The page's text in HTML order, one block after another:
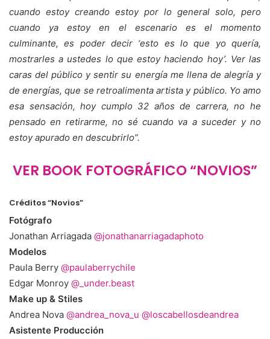
cuando estoy creando estoy por lo general solo, pero
cuando ya estoy en el escenario es el momento
culminante, es poder decir ‘esto es lo que yo quería,
mostrarles a ustedes lo que estoy haciendo hoy’. Ver las
caras del público y sentir su energía me llena de alegría y
de energías, que se retroalimenta artista y público. Yo amo
esa sensación, hoy cumplo 32 años de carrera, no he
pensado en retirarme, no sé cuando va a suceder y no
estoy apurado en descubrirlo”.
VER BOOK FOTOGRÁFICO “NOVIOS”
Créditos “Novios”
Fotógrafo
Jonathan Arriagada @jonathanarriagadaphoto
Modelos
Paula Berry @paulaberrychile
Edgar Monroy @_under.beast
Make up & Stiles
Andrea Nova @andrea_nova_u @loscabellosdeandrea
Asistente Producción